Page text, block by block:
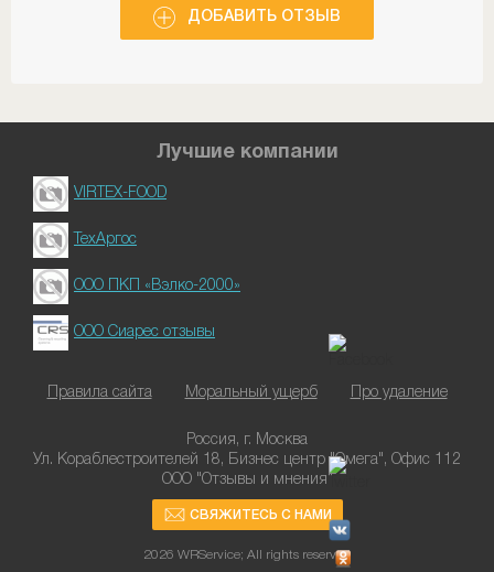
ДОБАВИТЬ ОТЗЫВ
Лучшие компании
VIRTEX-FOOD
ТехАргос
ООО ПКП «Вэлко-2000»
ООО Сиарес отзывы
Правила сайта Моральный ущерб Про удаление
Россия, г. Москва
Ул. Кораблестроителей 18, Бизнес центр "Омега", Офис 112
ООО "Отзывы и мнения"
СВЯЖИТЕСЬ С НАМИ
2026 WRService; All rights reserved